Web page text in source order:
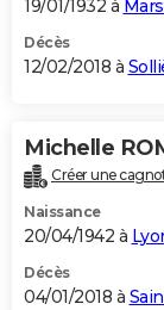
19/01/1932 à
Décès
12/02/2018 à
Michelle
Créer une
Naissance
20/04/1942 à
Décès
04/01/2018 à